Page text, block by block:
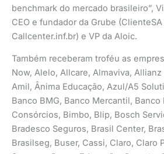
benchmark do mercado brasileiro”,
CEO e fundador da Grube (ClienteSA
Callcenter.inf.br) e VP da Aloic.
Também receberam troféu as
Now, Alelo, Allcare, Almaviva, Allianz
Amil, Ânima Educação, Azul/A5
Banco BMG, Banco Mercantil, Banco
Consórcios, Bimbo, Blip, Bosch
Bradesco Seguros, Brasil Center,
Brasilseg, Buser, Cassi, Claro, Claro